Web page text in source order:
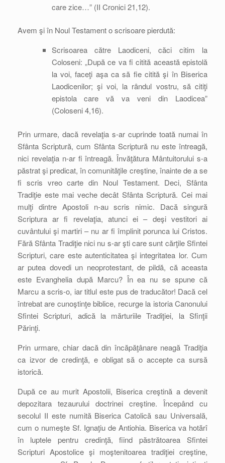
care zice…” (II Cronici 21,12).
Avem şi în Noul Testament o scrisoare pierdută:
Scrisoarea către Laodiceni, căci citim la
Coloseni: „După ce va fi citită această epistolă
la voi, faceţi aşa ca să fie citită şi în Biserica
Laodicenilor; şi voi, la rândul vostru, să citiţi
epistola care vă va veni din Laodicea”
(Coloseni 4,16).
Prin urmare, dacă revelaţia s-ar cuprinde toată numai în
Sfânta Scriptură, cum Sfânta Scriptură nu este întreagă,
nici revelaţia n-ar fi întreagă. Învăţătura Mântuitorului s-a
păstrat şi predicat, în comunităţile creştine, înainte de a se
fi scris vreo carte din Noul Testament. Deci, Sfânta
Tradiţie este mai veche decât Sfânta Scriptură. Cei mai
mulţi dintre Apostoli n-au scris nimic. Dacă singură
Scriptura ar fi revelaţia, atunci ei – deşi vestitori ai
cuvântului şi martiri – nu ar fi împlinit porunca lui Cristos.
Fără Sfânta Tradiţie nici nu s-ar şti care sunt cărţile Sfintei
Scripturi, care este autenticitatea şi integritatea lor. Cum
ar putea dovedi un neoprotestant, de pildă, că aceasta
este Evanghelia după Marcu? În ea nu se spune că
Marcu a scris-o, iar titlul este pus de traducător! Dacă cel
întrebat are cunoştinţe biblice, recurge la istoria Canonului
Sfintei Scripturi, adică la mărturiile Tradiţiei, la Sfinţii
Părinţi.
Prin urmare, chiar dacă din încăpăţânare neagă Tradiţia
ca izvor de credinţă, e obligat să o accepte ca sursă
istorică.
După ce au murit Apostolii, Biserica creştină a devenit
depozitara tezaurului doctrinei creştine. Începând cu
secolul II este numită Biserica Catolică sau Universală,
cum o numeşte Sf. Ignaţiu de Antiohia. Biserica va hotărî
în luptele pentru credinţă, fiind păstrătoarea Sfintei
Scripturi Apostolice şi moştenitoarea tradiţiei creştine,